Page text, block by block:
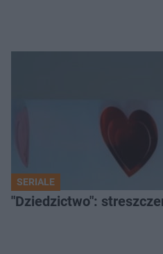
SERIALE
"Dziedzictwo":